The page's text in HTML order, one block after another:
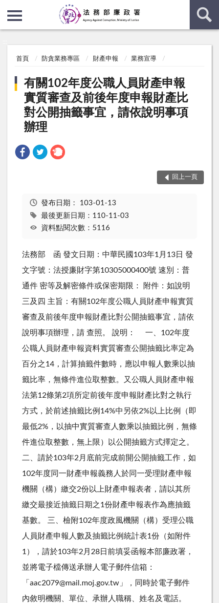
首頁 防貪業務專區 財產申報 業務宣導
有關102年度公職人員財產申報
實質審查及前後年度申報財產比
對公開抽籤事宜，請依說明事項
辦理
回上一頁
發布日期： 103-01-13
最後更新日期：110-11-03
資料點閱次數：5116
法務部 函 發文日期：中華民國103年1月13日 發
文字號：法授廉財字第10305000400號 速別：普
通件 密等及解密條件或保密期限： 附件：如說明
三及四 主旨：有關102年度公職人員財產申報實質
審查及前後年度申報財產比對公開抽籤事宜，請依
說明事項辦理，請 查照。 說明： 一、102年度
公職人員財產申報資料實質審查公開抽籤比率定為
百分之14，計算抽籤件數時，應以申報人數乘以抽
籤比率，無條件進位取整數。又公職人員財產申報
法第12條第2項所定前後年度申報財產比對之執行
方式，於前述抽籤比例14%中另依2%以上比例（即
最低2%，以抽中實質審查人數乘以抽籤比例，無條
件進位取整數，無上限）以公開抽籤方式擇定之。
二、請於103年2月底前完成前開公開抽籤工作，如
102年度同一財產申報義務人於同一受理財產申報
機關（構）繳交2份以上財產申報表者，請以其所
繳交最接近抽籤日期之1份財產申報表作為應抽籤
基數。 三、檢附102年度政風機關（構）受理公職
人員財產申報人數及抽籤比例統計表1份（如附件
1），請於103年2月28日前填妥函報本部廉政署，
並將電子檔傳送承辦人電子郵件信箱：
「aac2079@mail.moj.gov.tw」，同時於電子郵件
內敘明機關、單位、承辦人職稱、姓名及電話。